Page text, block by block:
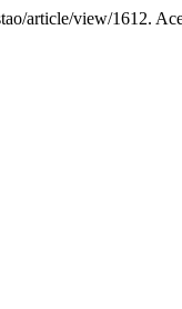
article/view/1612.